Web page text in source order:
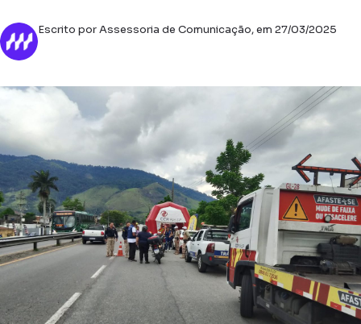
Escrito por Assessoria de Comunicação, em 27/03/2025